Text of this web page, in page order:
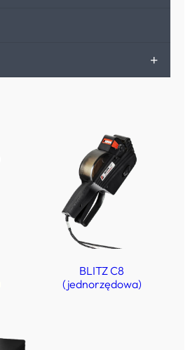
+
BLITZ C8
(jednorzędowa)